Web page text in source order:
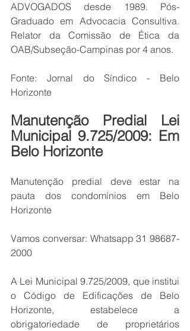
ADVOGADOS desde 1989. Pós-
Graduado em Advocacia Consultiva.
Relator da Comissão de Ética da
OAB/Subseção-Campinas por 4 anos.
Fonte: Jornal do Síndico - Belo
Horizonte
Manutenção Predial Lei
Municipal 9.725/2009: Em
Belo Horizonte
Manutenção predial deve estar na
pauta dos condomínios em Belo
Horizonte
Vamos conversar: Whatsapp 31 98687-
2000
A Lei Municipal 9.725/2009, que institui
o Código de Edificações de Belo
Horizonte, estabelece a
obrigatoriedade de proprietários